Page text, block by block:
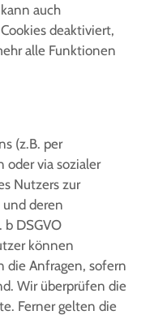
auch
deaktiviert,
alle Funktionen
(z.B. per
oder via sozialer
Nutzers zur
deren
b DSGVO
können
die Anfragen, sofern
Wir überprüfen die
Ferner gelten die